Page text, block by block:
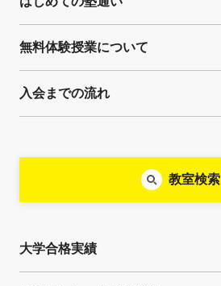
無料体験授業について
入会までの流れ
教室検索
大学合格実績